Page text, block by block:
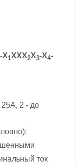
Х1ХХХ2Х3-Х4-
2 - до
ток